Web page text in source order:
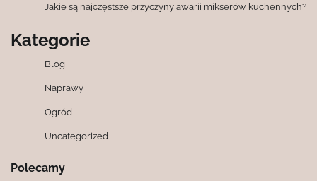
Jakie są najczęstsze przyczyny awarii mikserów kuchennych?
Kategorie
Blog
Naprawy
Ogród
Uncategorized
Polecamy